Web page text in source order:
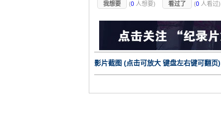
我想要 (0 人想要) 看过了 (0 人看过
影片截图 (点击可放大 键盘左右键可翻页)